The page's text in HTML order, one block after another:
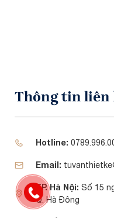
Thông tin liên
Hotline:
Email:
TP. Hà Nội: Số 15
Q. Hà Đông